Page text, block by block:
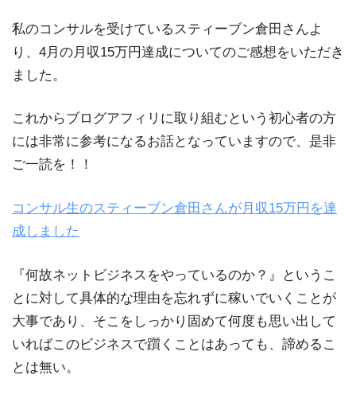
私のコンサルを受けているスティーブン倉田さんよ
り、4月の月収15万円達成についてのご感想をいただき
ました。
これからブログアフィリに取り組むという初心者の方
には非常に参考になるお話となっていますので、是非
ご一読を！！
コンサル生のスティーブン倉田さんが月収15万円を達
成しました
『何故ネットビジネスをやっているのか？』というこ
とに対して具体的な理由を忘れずに稼いでいくことが
大事であり、そこをしっかり固めて何度も思い出して
いればこのビジネスで躓くことはあっても、諦めるこ
とは無い。